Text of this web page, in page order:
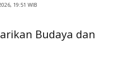
19:51 WIB
Budaya dan